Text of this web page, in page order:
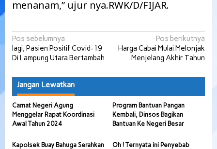
menanam,” ujur nya.RWK/D/FIJAR.
Navigasi
pos
Pos sebelumnya
lagi, Pasien Positif Covid-19
Di Lampung Utara Bertambah
Pos berikutnya
Harga Cabai Mulai Melonjak
Menjelang Akhir Tahun
Jangan Lewatkan
Camat Negeri Agung
Menggelar Rapat Koordinasi
Awal Tahun 2024
Program Bantuan Pangan
Kembali, Dinsos Bagikan
Bantuan Ke Negeri Besar
Kapolsek Buay Bahuga Serahkan
Oh ! Ternyata ini Penyebab